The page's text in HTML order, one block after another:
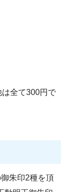
全て300円で
朱印2種を頂